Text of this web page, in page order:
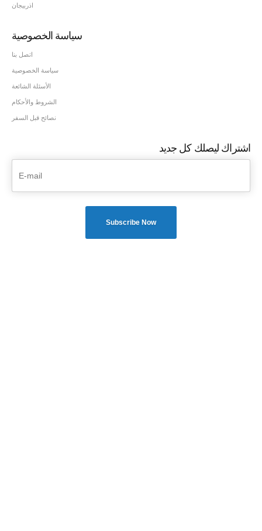
اذربيجان
سياسة الخصوصية
اتصل بنا
سياسة الخصوصية
الأسئلة الشائعة
الشروط والأحكام
نصائح قبل السفر
اشتراك ليصلك كل جديد